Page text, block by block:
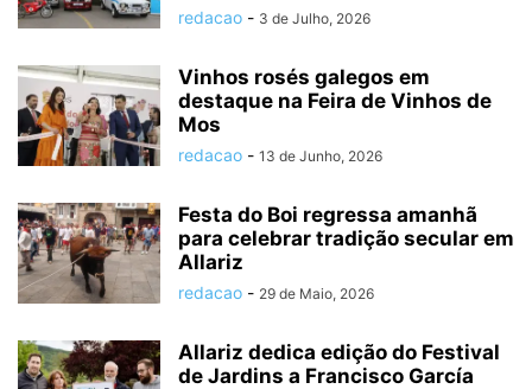
redacao - 3 de Julho, 2026
Vinhos rosés galegos em
destaque na Feira de Vinhos de
Mos
redacao - 13 de Junho, 2026
Festa do Boi regressa amanhã
para celebrar tradição secular em
Allariz
redacao - 29 de Maio, 2026
Allariz dedica edição do Festival
de Jardins a Francisco García